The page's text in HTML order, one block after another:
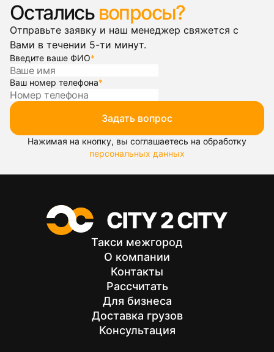
Остались вопросы?
Отправьте заявку и наш менеджер свяжется с
Вами в течении 5-ти минут.
Введите ваше ФИО*
Ваш номер телефона*
Задать вопрос
Нажимая на кнопку, вы соглашаетесь на обработку
персональных данных
Такси межгород
О компании
Контакты
Рассчитать
Для бизнеса
Доставка грузов
Консультация